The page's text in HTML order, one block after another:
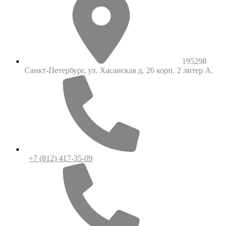
195298
Санкт-Петербург, ул. Хасанская д. 26 корп. 2 литер А.
+7 (812) 417-35-09